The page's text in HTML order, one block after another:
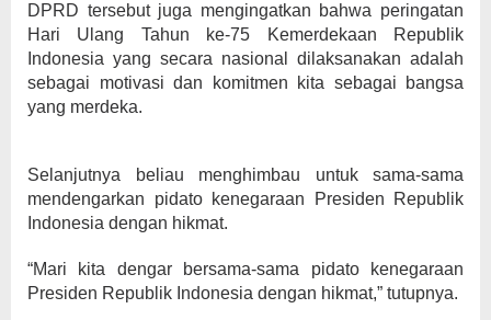
DPRD tersebut juga mengingatkan bahwa peringatan
Hari Ulang Tahun ke-75 Kemerdekaan Republik
Indonesia yang secara nasional dilaksanakan adalah
sebagai motivasi dan komitmen kita sebagai bangsa
yang merdeka.
Selanjutnya beliau menghimbau untuk sama-sama
mendengarkan pidato kenegaraan Presiden Republik
Indonesia dengan hikmat.
“Mari kita dengar bersama-sama pidato kenegaraan
Presiden Republik Indonesia dengan hikmat,” tutupnya.